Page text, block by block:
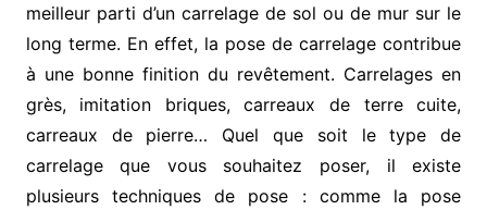
meilleur parti d’un carrelage de sol ou de mur sur le
long terme. En effet, la pose de carrelage contribue
à une bonne finition du revêtement. Carrelages en
grès, imitation briques, carreaux de terre cuite,
carreaux de pierre… Quel que soit le type de
carrelage que vous souhaitez poser, il existe
plusieurs techniques de pose : comme la pose